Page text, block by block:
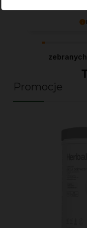
Dziękuję!
Promocje